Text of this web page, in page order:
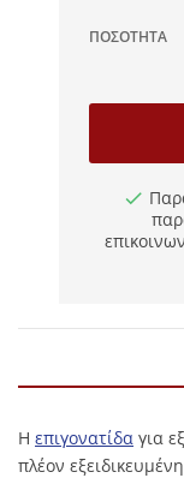
ΠΟΣΌΤΗΤΑ
Η επιγονατίδα για
πλέον